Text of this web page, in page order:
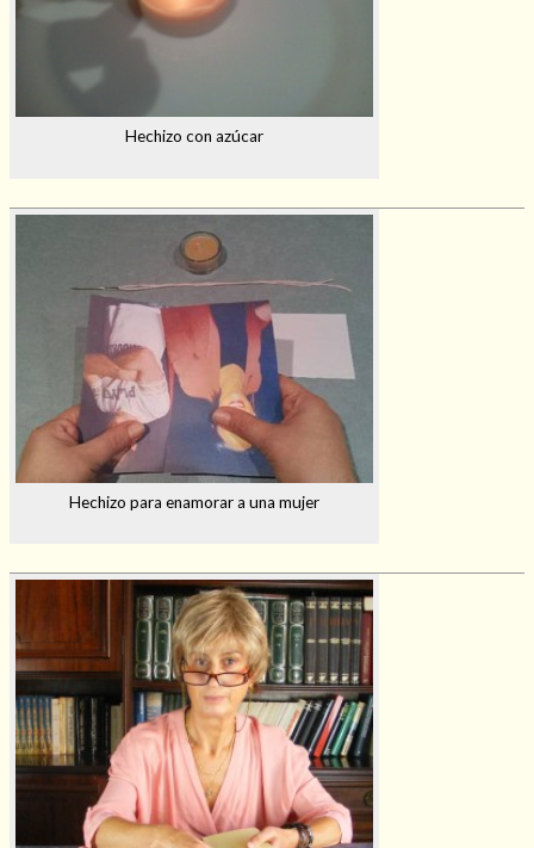
Hechizo con azúcar
Hechizo para enamorar a una mujer